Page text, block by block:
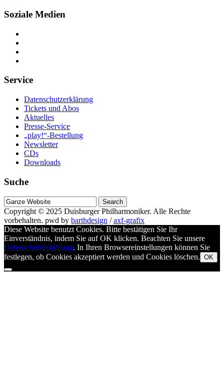
Soziale Medien
Service
Datenschutzerklärung
Tickets und Abos
Aktuelles
Presse-Service
„play!“-Bestellung
Newsletter
CDs
Downloads
Suche
Suche
nach
Copyright © 2025 Duisburger Philharmoniker. Alle Rechte
vorbehalten. pwd by barthdesign /axf-grafix
Diese Website benutzt Cookies. Bitte bestätigen Sie Ihr
Einverständnis, indem Sie auf OK klicken. Beachten Sie unsere
Datenschutzerklärung. In Ihren Browsereinstellungen können Sie
festlegen, ob Cookies akzeptiert werden und Cookies löschen. OK